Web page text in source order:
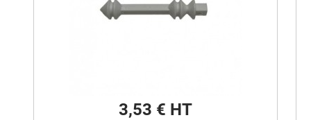
3,53 € HT